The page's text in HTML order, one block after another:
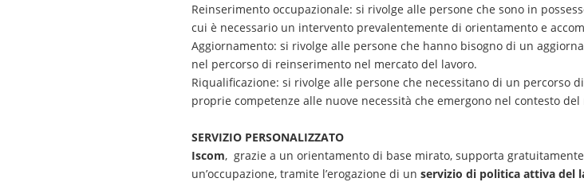
Reinserimento occupazionale: si rivolge alle persone che sono in
cui è necessario un intervento prevalentemente di orientamento e
Aggiornamento: si rivolge alle persone che hanno bisogno di un
nel percorso di reinserimento nel mercato del lavoro.
Riqualificazione: si rivolge alle persone che necessitano di un percorso
proprie competenze alle nuove necessità che emergono nel contesto
SERVIZIO PERSONALIZZATO
Iscom, grazie a un orientamento di base mirato, supporta
un’occupazione, tramite l’erogazione di un servizio di politica attiva del